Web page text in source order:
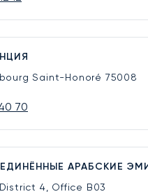
Saint-Honoré 75008
70
АРАБСКИЕ
4, Office B03